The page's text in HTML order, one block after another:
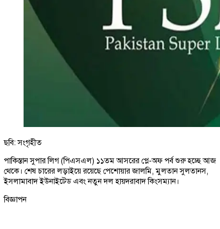
ছবি: সংগৃহীত
পাকিস্তান সুপার লিগ (পিএসএল) ১১তম আসরের প্লে-অফ পর্ব শুরু হচ্ছে আজ
থেকে। শেষ চারের লড়াইয়ে রয়েছে পেশোয়ার জালমি, মুলতান সুলতানস,
ইসলামাবাদ ইউনাইটেড এবং নতুন দল হায়দরাবাদ কিংসম্যান।
বিজ্ঞাপন